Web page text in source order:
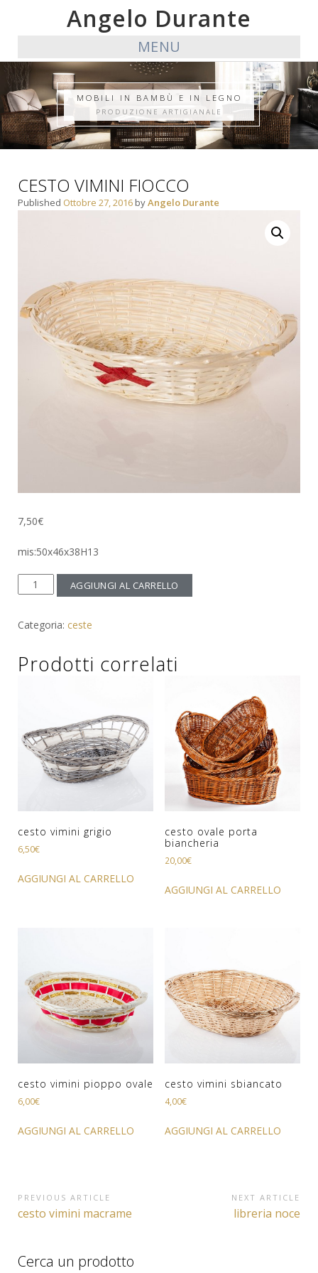
Angelo Durante
MENU
MOBILI IN BAMBÙ E IN LEGNO
PRODUZIONE ARTIGIANALE
CESTO VIMINI FIOCCO
Published Ottobre 27, 2016 byAngelo Durante
7,50€
mis:50x46x38H13
cesto
vimini
quantità
AGGIUNGI AL CARRELLO
Categoria: ceste
Prodotti correlati
cesto vimini grigio
6,50€
AGGIUNGI AL CARRELLO
cesto ovale porta
biancheria
20,00€
AGGIUNGI AL CARRELLO
cesto vimini pioppo ovale
6,00€
AGGIUNGI AL CARRELLO
cesto vimini sbiancato
4,00€
AGGIUNGI AL CARRELLO
Navigazione
articoli
PREVIOUS ARTICLE
Previous
cesto vimini macrame
NEXT ARTICLE
Next
libreria noce
Cerca un prodotto